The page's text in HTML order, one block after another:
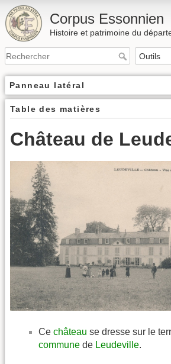
Corpus Essonnien
Histoire et patrimoine du
Panneau latéral
Table des matières
Château de
Ce château se dresse sur le
commune de Leudeville.